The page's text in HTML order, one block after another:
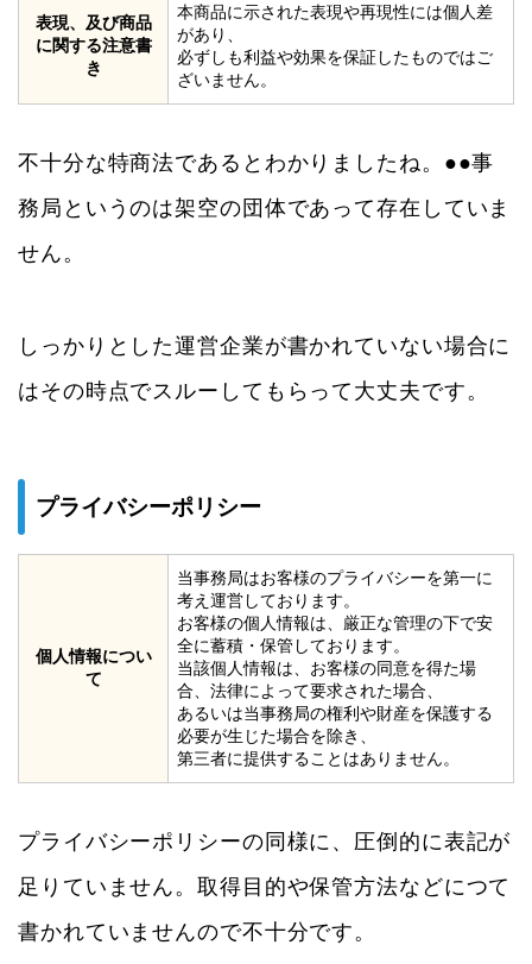
表現、及び商品
に関する注意書
き
本商品に示された表現や再現性には個人差
があり、
必ずしも利益や効果を保証したものではご
ざいません。
不十分な特商法であるとわかりましたね。●●事
務局というのは架空の団体であって存在していま
せん。
しっかりとした運営企業が書かれていない場合に
はその時点でスルーしてもらって大丈夫です。
プライバシーポリシー
個人情報につい
て
当事務局はお客様のプライバシーを第一に
考え運営しております。
お客様の個人情報は、厳正な管理の下で安
全に蓄積・保管しております。
当該個人情報は、お客様の同意を得た場
合、法律によって要求された場合、
あるいは当事務局の権利や財産を保護する
必要が生じた場合を除き、
第三者に提供することはありません。
プライバシーポリシーの同様に、圧倒的に表記が
足りていません。取得目的や保管方法などにつて
書かれていませんので不十分です。